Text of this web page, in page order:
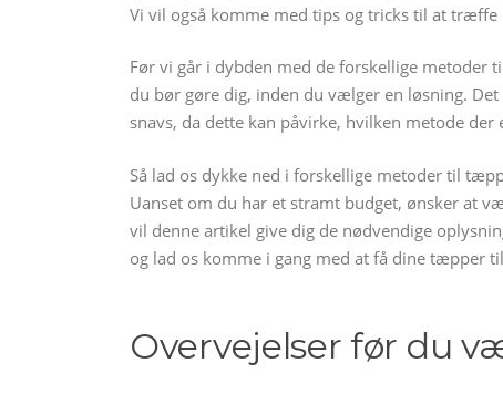
Vi vil også komme med tips og tricks til at
Før vi går i dybden med de forskellige metoder
du bør gøre dig, inden du vælger en løsning.
snavs, da dette kan påvirke, hvilken metode der
Så lad os dykke ned i forskellige metoder til
Uanset om du har et stramt budget, ønsker at
vil denne artikel give dig de nødvendige
og lad os komme i gang med at få dine tæpper
Overvejelser før du